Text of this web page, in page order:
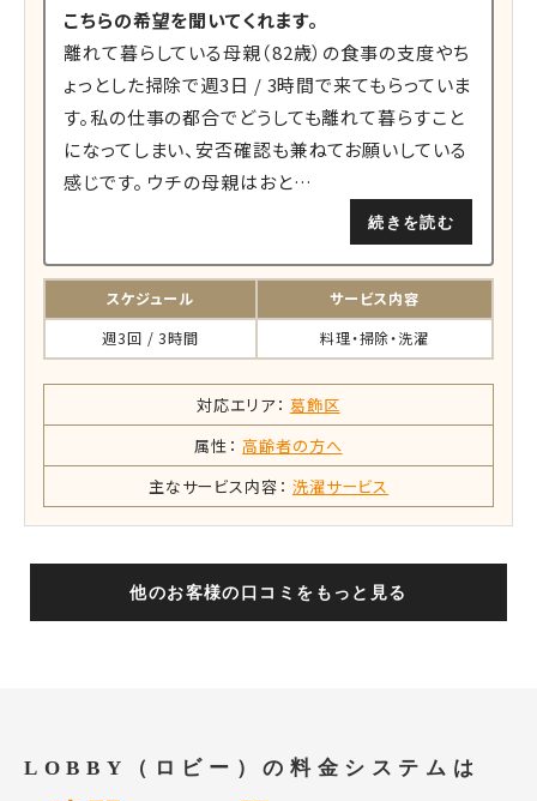
こちらの希望を聞いてくれます。
離れて暮らしている母親（82歳）の食事の支度やち
ょっとした掃除で週3日 / 3時間で来てもらっていま
す。私の仕事の都合でどうしても離れて暮らすこと
になってしまい、安否確認も兼ねてお願いしている
感じです。 ウチの母親はおと…
続きを読む
スケジュール
サービス内容
週3回 / 3時間
料理・掃除・洗濯
対応エリア： 葛飾区
属性： 高齢者の方へ
主なサービス内容： 洗濯サービス
他のお客様の口コミをもっと見る
LOBBY（ロビー）の料金システムは